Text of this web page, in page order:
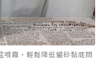
噴霧，輕鬆降低貓砂黏底問